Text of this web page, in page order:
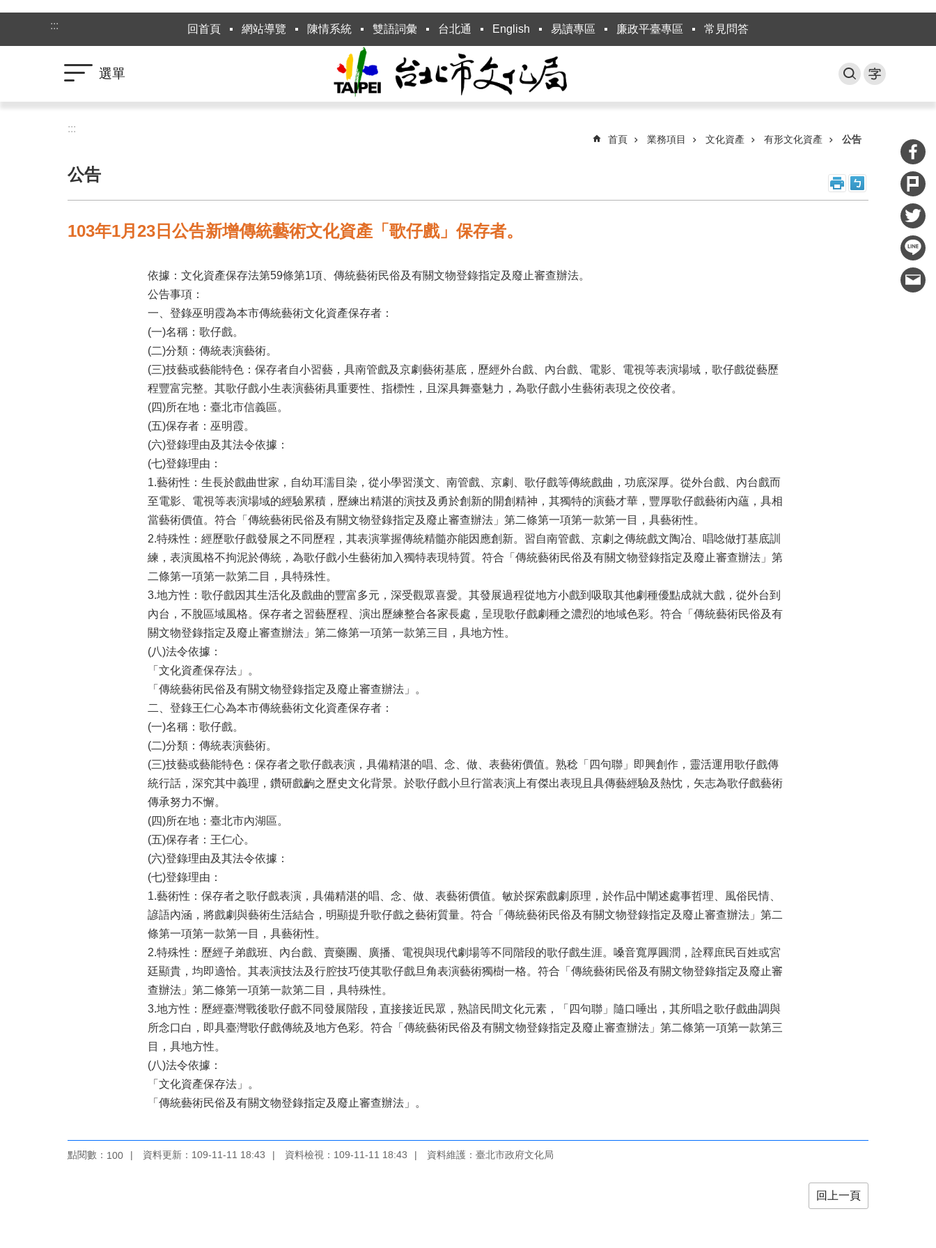
跳到主要內容區塊
:::
回首頁 網站導覽 陳情系統 雙語詞彙 台北通 English 易讀專區 廉政平臺專區 常見問答
選單
:::
首頁 業務項目 文化資產 有形文化資產 公告
公告
103年1月23日公告新增傳統藝術文化資產「歌仔戲」保存者。
依據：文化資產保存法第59條第1項、傳統藝術民俗及有關文物登錄指定及廢止審查辦法。
公告事項：
一、登錄巫明霞為本市傳統藝術文化資產保存者：
(一)名稱：歌仔戲。
(二)分類：傳統表演藝術。
(三)技藝或藝能特色：保存者自小習藝，具南管戲及京劇藝術基底，歷經外台戲、內台戲、電影、電視等表演場域，歌仔戲從藝歷
程豐富完整。其歌仔戲小生表演藝術具重要性、指標性，且深具舞臺魅力，為歌仔戲小生藝術表現之佼佼者。
(四)所在地：臺北市信義區。
(五)保存者：巫明霞。
(六)登錄理由及其法令依據：
(七)登錄理由：
1.藝術性：生長於戲曲世家，自幼耳濡目染，從小學習漢文、南管戲、京劇、歌仔戲等傳統戲曲，功底深厚。從外台戲、內台戲而
至電影、電視等表演場域的經驗累積，歷練出精湛的演技及勇於創新的開創精神，其獨特的演藝才華，豐厚歌仔戲藝術內蘊，具相
當藝術價值。符合「傳統藝術民俗及有關文物登錄指定及廢止審查辦法」第二條第一項第一款第一目，具藝術性。
2.特殊性：經歷歌仔戲發展之不同歷程，其表演掌握傳統精髓亦能因應創新。習自南管戲、京劇之傳統戲文陶冶、唱唸做打基底訓
練，表演風格不拘泥於傳統，為歌仔戲小生藝術加入獨特表現特質。符合「傳統藝術民俗及有關文物登錄指定及廢止審查辦法」第
二條第一項第一款第二目，具特殊性。
3.地方性：歌仔戲因其生活化及戲曲的豐富多元，深受觀眾喜愛。其發展過程從地方小戲到吸取其他劇種優點成就大戲，從外台到
內台，不脫區域風格。保存者之習藝歷程、演出歷練整合各家長處，呈現歌仔戲劇種之濃烈的地域色彩。符合「傳統藝術民俗及有
關文物登錄指定及廢止審查辦法」第二條第一項第一款第三目，具地方性。
(八)法令依據：
「文化資產保存法」。
「傳統藝術民俗及有關文物登錄指定及廢止審查辦法」。
二、登錄王仁心為本市傳統藝術文化資產保存者：
(一)名稱：歌仔戲。
(二)分類：傳統表演藝術。
(三)技藝或藝能特色：保存者之歌仔戲表演，具備精湛的唱、念、做、表藝術價值。熟稔「四句聯」即興創作，靈活運用歌仔戲傳
統行話，深究其中義理，鑽研戲齣之歷史文化背景。於歌仔戲小旦行當表演上有傑出表現且具傳藝經驗及熱忱，矢志為歌仔戲藝術
傳承努力不懈。
(四)所在地：臺北市內湖區。
(五)保存者：王仁心。
(六)登錄理由及其法令依據：
(七)登錄理由：
1.藝術性：保存者之歌仔戲表演，具備精湛的唱、念、做、表藝術價值。敏於探索戲劇原理，於作品中闡述處事哲理、風俗民情、
諺語內涵，將戲劇與藝術生活結合，明顯提升歌仔戲之藝術質量。符合「傳統藝術民俗及有關文物登錄指定及廢止審查辦法」第二
條第一項第一款第一目，具藝術性。
2.特殊性：歷經子弟戲班、內台戲、賣藥團、廣播、電視與現代劇場等不同階段的歌仔戲生涯。嗓音寬厚圓潤，詮釋庶民百姓或宮
廷顯貴，均即適恰。其表演技法及行腔技巧使其歌仔戲旦角表演藝術獨樹一格。符合「傳統藝術民俗及有關文物登錄指定及廢止審
查辦法」第二條第一項第一款第二目，具特殊性。
3.地方性：歷經臺灣戰後歌仔戲不同發展階段，直接接近民眾，熟諳民間文化元素，「四句聯」隨口唾出，其所唱之歌仔戲曲調與
所念口白，即具臺灣歌仔戲傳統及地方色彩。符合「傳統藝術民俗及有關文物登錄指定及廢止審查辦法」第二條第一項第一款第三
目，具地方性。
(八)法令依據：
「文化資產保存法」。
「傳統藝術民俗及有關文物登錄指定及廢止審查辦法」。
點閱數： 100 資料更新：109-11-11 18:43 資料檢視：109-11-11 18:43 資料維護：臺北市政府文化局
回上一頁